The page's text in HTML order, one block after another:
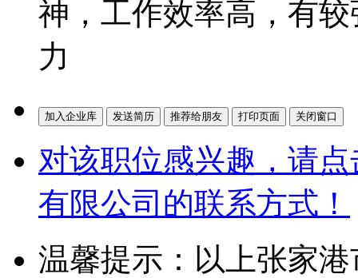
神，工作效率高，有
力
对该职位感兴趣，请
有限公司的联系方式！
温馨提示：以上张家